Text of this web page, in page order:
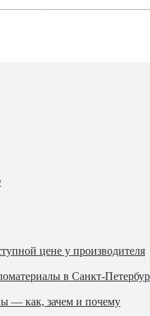
цене у производителя
в Санкт-
— как, зачем и почему